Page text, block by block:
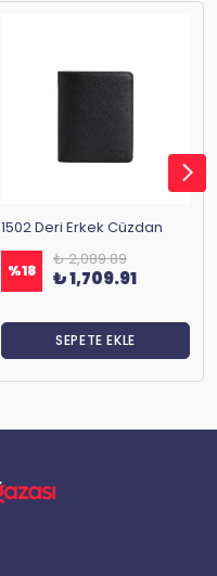
1502 Deri Erkek Cüzdan
%18
₺ 2,089.89
₺ 1,709.91
SEPETE EKLE